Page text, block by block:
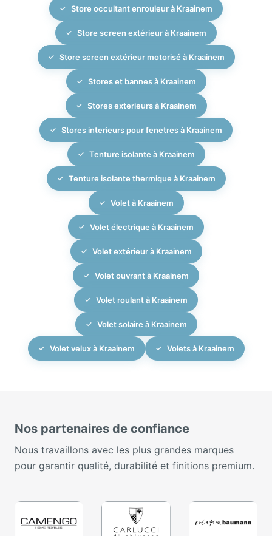
Store occultant enrouleur à Kraainem
Store screen extérieur à Kraainem
Store screen extérieur motorisé à Kraainem
Stores et bannes à Kraainem
Stores exterieurs à Kraainem
Stores interieurs pour fenetres à Kraainem
Tenture isolante à Kraainem
Tenture isolante thermique à Kraainem
Volet à Kraainem
Volet électrique à Kraainem
Volet extérieur à Kraainem
Volet ouvrant à Kraainem
Volet roulant à Kraainem
Volet solaire à Kraainem
Volet velux à Kraainem Volets à Kraainem
Nos partenaires de confiance
Nous travaillons avec les plus grandes marques
pour garantir qualité, durabilité et finitions premium.